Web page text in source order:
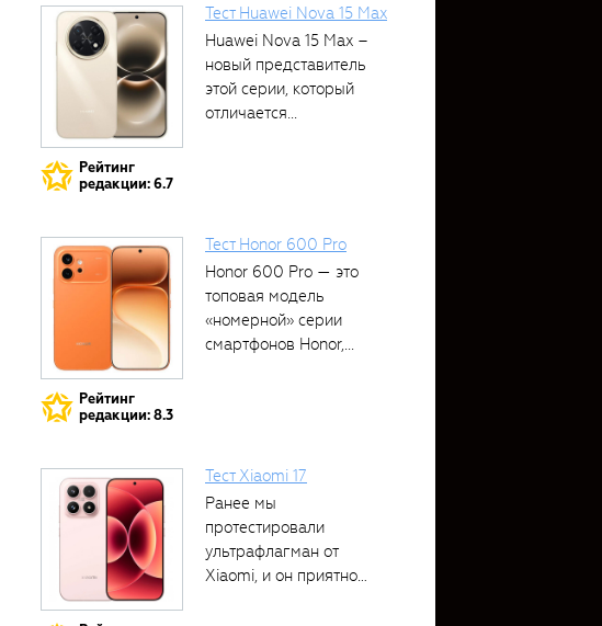
Рейтинг
редакции: 6.7
Тест Huawei Nova 15 Max
Huawei Nova 15 Max –
новый представитель
этой серии, который
отличается...
Рейтинг
редакции: 8.3
Тест Honor 600 Pro
Honor 600 Pro — это
топовая модель
«номерной» серии
смартфонов Honor,...
Тест Xiaomi 17
Ранее мы
протестировали
ультрафлагман от
Xiaomi, и он приятно